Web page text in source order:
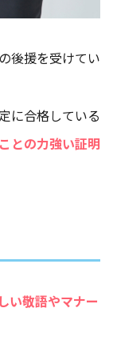
後援を受けてい
に合格している
との力強い証明
い敬語やマナー